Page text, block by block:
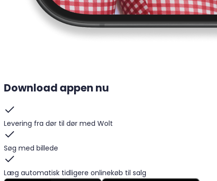
Download appen nu
Levering fra dør til dør med Wolt
Søg med billede
Læg automatisk tidligere onlinekøb til salg